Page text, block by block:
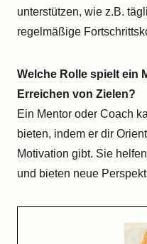
unterstützen, wie z.B.
regelmäßige
Welche Rolle spielt ein
Erreichen von Zielen?
Ein Mentor oder Coach
bieten, indem er dir
Motivation gibt. Sie
und bieten neue